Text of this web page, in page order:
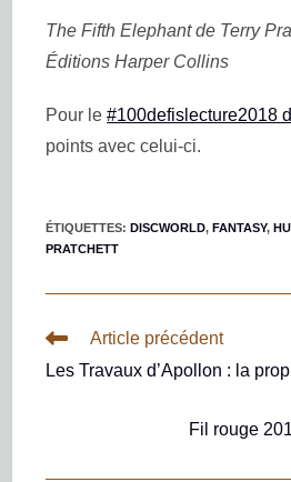
The Fifth Elephant de Terry
Éditions Harper Collins
Pour le#100defislecture2018
points avec celui-ci.
ÉTIQUETTES:DISCWORLD, FANTASY,
PRATCHETT
Article précédent
Les Travaux d’Apollon : la
Fil rouge